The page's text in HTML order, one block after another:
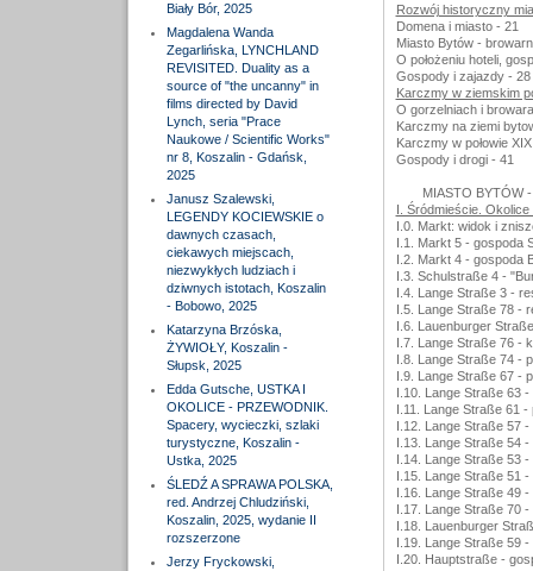
Biały Bór, 2025
Magdalena Wanda
Zegarlińska, LYNCHLAND
REVISITED. Duality as a
source of "the uncanny" in
films directed by David
Lynch, seria "Prace
Naukowe / Scientific Works"
nr 8, Koszalin - Gdańsk,
2025
Janusz Szalewski,
LEGENDY KOCIEWSKIE o
dawnych czasach,
ciekawych miejscach,
niezwykłych ludziach i
dziwnych istotach, Koszalin
- Bobowo, 2025
Katarzyna Brzóska,
ŻYWIOŁY, Koszalin -
Słupsk, 2025
Edda Gutsche, USTKA I
OKOLICE - PRZEWODNIK.
Spacery, wycieczki, szlaki
turystyczne, Koszalin -
Ustka, 2025
ŚLEDŹ A SPRAWA POLSKA,
red. Andrzej Chludziński,
Koszalin, 2025, wydanie II
rozszerzone
Jerzy Fryckowski,
Rozwój historyczny
Domena i miasto - 21
Miasto Bytów -
O położeniu hoteli,
Gospody i zajazdy - 28
Karczmy w ziemskim
O gorzelniach i
Karczmy na ziemi
Karczmy w połowie
Gospody i drogi - 41
MIASTO BYTÓW
I. Śródmieście.
I.0. Markt: widok i
I.1. Markt 5 - gospoda
I.2. Markt 4 - gospoda
I.3. Schulstraße 4 -
I.4. Lange Straße 3 -
I.5. Lange Straße 78 -
I.6. Lauenburger
I.7. Lange Straße 76 -
I.8. Lange Straße 74 -
I.9. Lange Straße 67 -
I.10. Lange Straße 63 -
I.11. Lange Straße 61
I.12. Lange Straße 57
I.13. Lange Straße 54
I.14. Lange Straße 53
I.15. Lange Straße 51
I.16. Lange Straße 49
I.17. Lange Straße 70
I.18. Lauenburger
I.19. Lange Straße 59
I.20. Hauptstraße -